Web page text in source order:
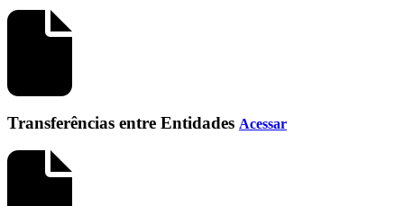
Transferências entre Entidades Acessar